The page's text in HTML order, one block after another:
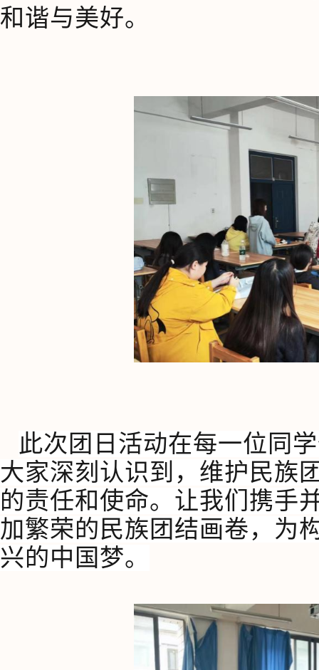
和谐与美好。
此次团日活动在每一位同
大家深刻认识到，维护民族
的责任和使命。让我们携手
加繁荣的民族团结画卷，为
兴的中国梦。